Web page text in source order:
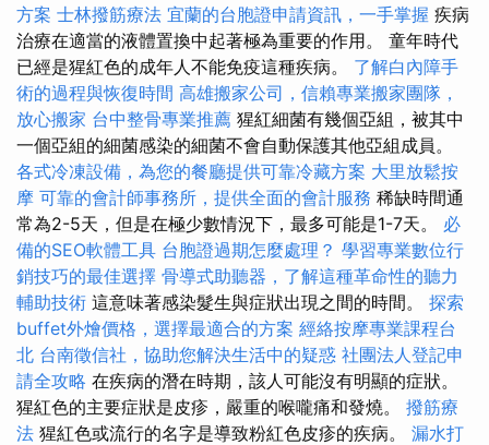
方案 士林撥筋療法 宜蘭的台胞證申請資訊，一手掌握 疾病
治療在適當的液體置換中起著極為重要的作用。 童年時代
已經是猩紅色的成年人不能免疫這種疾病。 了解白內障手
術的過程與恢復時間 高雄搬家公司，信賴專業搬家團隊，
放心搬家 台中整骨專業推薦 猩紅細菌有幾個亞組，被其中
一個亞組的細菌感染的細菌不會自動保護其他亞組成員。
各式冷凍設備，為您的餐廳提供可靠冷藏方案 大里放鬆按
摩 可靠的會計師事務所，提供全面的會計服務 稀缺時間通
常為2-5天，但是在極少數情況下，最多可能是1-7天。 必
備的SEO軟體工具 台胞證過期怎麼處理？ 學習專業數位行
銷技巧的最佳選擇 骨導式助聽器，了解這種革命性的聽力
輔助技術 這意味著感染髮生與症狀出現之間的時間。 探索
buffet外燴價格，選擇最適合的方案 經絡按摩專業課程台
北 台南徵信社，協助您解決生活中的疑惑 社團法人登記申
請全攻略 在疾病的潛在時期，該人可能沒有明顯的症狀。
猩紅色的主要症狀是皮疹，嚴重的喉嚨痛和發燒。 撥筋療
法 猩紅色或流行的名字是導致粉紅色皮疹的疾病。 漏水打